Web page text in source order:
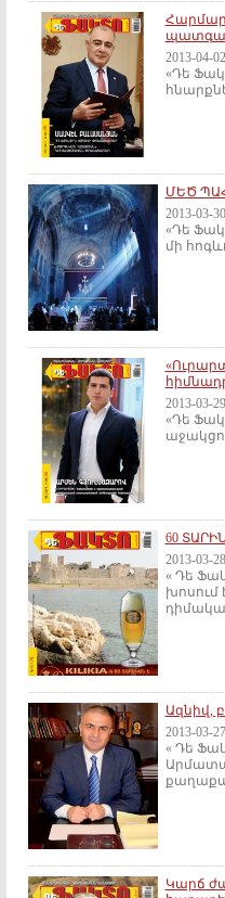
2013-04-
«Դե
ՄԵԾ
2013-03-
«Դե
մի
2013-03-
«Դե
60
2013-03-
« Դե
խոսում
Ազնիվ,
2013-03-
« Դե
Կարճ